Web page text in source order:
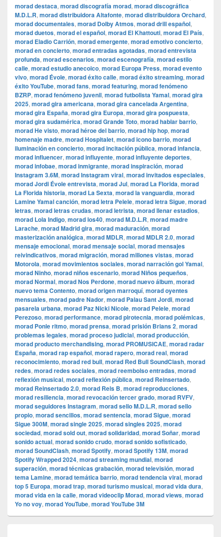
morad destaca, morad discografía morad, morad discográfica
M.D.L.R, morad distribuidora Altafonte, morad distribuidora Orchard,
morad documentales, morad Dolby Atmos, morad drill español,
morad duetos, morad el español, morad El Khattouti, morad El País,
morad Eladio Carrión, morad emergente, morad emotivo concierto,
morad en concierto, morad entradas agotadas, morad entrevista
profunda, morad escenarios, morad escenografía, morad estilo
calle, morad estudio anecoico, morad Europa Press, morad evento
vivo, morad Évole, morad éxito calle, morad éxito streaming, morad
éxito YouTube, morad fans, morad featuring, morad fenómeno
BZRP, morad fenómeno juvenil, morad futbolista Yamal, morad gira
2025, morad gira americana, morad gira cancelada Argentina,
morad gira España, morad gira Europa, morad gira pospuesta,
morad gira sudamérica, morad Grande Toto, morad hablar barrio,
morad He visto, morad héroe del barrio, morad hip hop, morad
homenaje madre, morad Hospitalet, morad icono barrio, morad
iluminación en concierto, morad incitación pública, morad infancia,
morad influencer, morad influyente, morad influyente deportes,
morad infobae, morad inmigrante, morad inspiración, morad
Instagram 3.6M, morad Instagram viral, morad invitados especiales,
morad Jordi Évole entrevista, morad Jul, morad La Florida, morad
La Florida historia, morad La Sexta, morad la vanguardia, morad
Lamine Yamal canción, morad letra Pelele, morad letra Sigue, morad
letras, morad letras crudas, morad letrista, morad llenar estadios,
morad Lola Indigo, morad los40, morad M.D.L.R, morad madre
Larache, morad Madrid gira, morad maduración, morad
masterización analógica, morad MDLR, morad MDLR 2.0, morad
mensaje emocional, morad mensaje social, morad mensajes
reivindicativos, morad migración, morad millones vistas, morad
Motorola, morad movimientos sociales, morad narración gol Yamal,
morad Ninho, morad niños escenario, morad Niños pequeños,
morad Normal, morad Nos Perdone, morad nuevo álbum, morad
nuevo tema Contento, morad origen marroquí, morad oyentes
mensuales, morad padre Nador, morad Palau Sant Jordi, morad
pasarela urbana, morad Paz Nicki Nicole, morad Pelele, morad
Perezoso, morad performance, morad pirotecnia, morad polémicas,
morad Ponle ritmo, morad prensa, morad prisión Brians 2, morad
problemas legales, morad proceso judicial, morad producción,
morad producto merchandising, morad PROMUSICAE, morad radar
España, morad rap español, morad rapero, morad real, morad
reconocimiento, morad red bull, morad Red Bull SoundClash, morad
redes, morad redes sociales, morad reembolso entradas, morad
reflexión musical, morad reflexión pública, morad Reinsertado,
morad Reinsertado 2.0, morad Rels B, morad reproducciones,
morad resiliencia, morad revocación tercer grado, morad RVFV,
morad seguidores Instagram, morad sello M.D.L.R, morad sello
propio, morad sencillos, morad sentencia, morad Sigue, morad
Sigue 300M, morad single 2025, morad singles 2025, morad
sociedad, morad sold out, morad solidaridad, morad Soñar, morad
sonido actual, morad sonido crudo, morad sonido sofisticado,
morad SoundClash, morad Spotify, morad Spotify 13M, morad
Spotify Wrapped 2024, morad streaming mundial, morad
superación, morad técnicas grabación, morad televisión, morad
tema Lamine, morad temática barrio, morad tendencia viral, morad
top 5 Europa, morad trap, morad turismo musical, morad vida dura,
morad vida en la calle, morad videocli‏p Morad, morad views, morad
Yo no voy, morad YouTube, morad YouTube 3M